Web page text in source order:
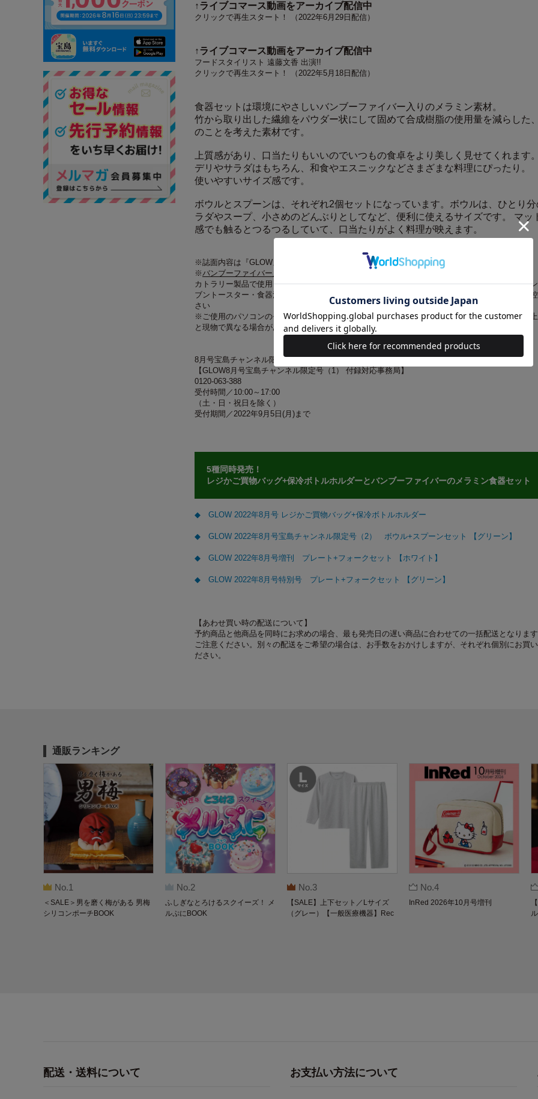
↑ライブコマース動画をアーカイブ配信中
クリックで再生スタート！ （2022年6月29日配信）
↑ライブコマース動画をアーカイブ配信中
フードスタイリスト 遠藤文香 出演!!
クリックで再生スタート！ （2022年5月18日配信）
食器セットは環境にやさしいバンブーファイバー入りのメラミン素材。
竹から取り出した繊維をパウダー状にして固めて合成樹脂の使用量を減らした
のことを考えた素材です。
上質感があり、口当たりもいいのでいつもの食卓をより美しく見せてくれます
デリやサラダはもちろん、和食やエスニックなどさまざまな料理にぴったり。
使いやすいサイズ感です。
ボウルとスプーンは、それぞれ2個セットになっています。ボウルは、ひとり
ラダやスープ、小さめのどんぶりとしてなど、便利に使えるサイズです。 マッ
感でも触るとつるつるしていて、口当たりがよく料理が映えます。
※誌面内容は『GLOW』8月号に対し、一部掲載していない記事があります
※バンブーファイバー入りのメラミン素材について
カトラリー製品で使用しているバンブーファイバー入りのメラミン素材は、電子レンジ・オーブ
ブントースター・食器洗い乾燥機・冷凍庫ではお使いいただけません。塩素系漂白剤の使用はお
さい
※ご使用のパソコンのモニターやスマートフォンの画面によっては、商品の色合いが、画面表示
と現物で異なる場合があります
8月号宝島チャンネル限定号（1）の付録に関するお問い合わせ先
【GLOW8月号宝島チャンネル限定号（1） 付録対応事務局】
0120-063-388
受付時間／10:00～17:00
（土・日・祝日を除く）
受付期間／2022年9月5日(月)まで
5種同時発売！
レジかご買物バッグ+保冷ボトルホルダーとバンブーファイバーのメラミン食器セット
◆ GLOW 2022年8月号 レジかご買物バッグ+保冷ボトルホルダー
◆ GLOW 2022年8月号宝島チャンネル限定号（2） ボウル+スプーンセット 【グリーン】
◆ GLOW 2022年8月号増刊 プレート+フォークセット 【ホワイト】
◆ GLOW 2022年8月号特別号 プレート+フォークセット 【グリーン】
【あわせ買い時の配送について】
予約商品と他商品を同時にお求めの場合、最も発売日の遅い商品に合わせての一括配送となりま
ご注意ください。別々の配送をご希望の場合は、お手数をおかけしますが、それぞれ個別にお買
ださい。
通販ランキング
No.1
＜SALE＞男を磨く梅がある 男梅
シリコンポーチBOOK
No.2
ふしぎなとろけるスクイーズ！ メ
ルぷにBOOK
No.3
【SALE】上下セット／Lサイズ
（グレー）【一般医療機器】Rec
No.4
InRed 2026年10月号増刊
配送・送料について お支払い方法について